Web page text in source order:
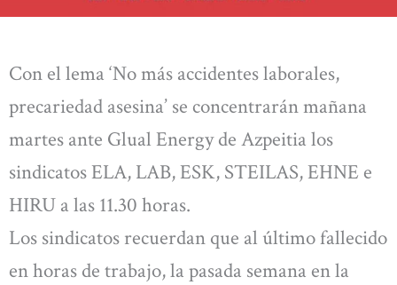
Con el lema ‘No más accidentes laborales,
precariedad asesina’ se concentrarán mañana
martes ante Glual Energy de Azpeitia los
sindicatos ELA, LAB, ESK, STEILAS, EHNE e
HIRU a las 11.30 horas.
Los sindicatos recuerdan que al último fallecido
en horas de trabajo, la pasada semana en la